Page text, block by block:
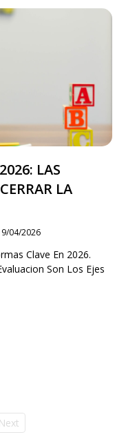
LAS
LA
04/2026
Clave En 2026.
Son Los Ejes
Next